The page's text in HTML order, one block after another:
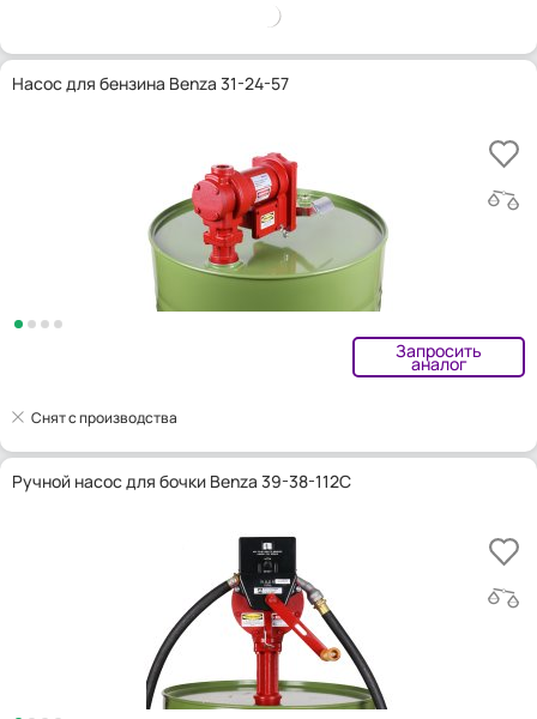
Насос для бензина Benza 31-24-57
Запросить
аналог
Снят с производства
Ручной насос для бочки Benza 39-38-112C